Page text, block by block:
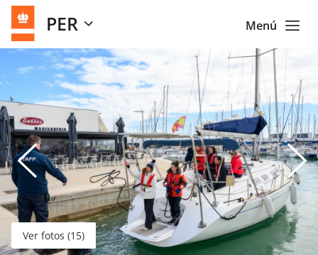
PER Menú
Ver fotos (15)